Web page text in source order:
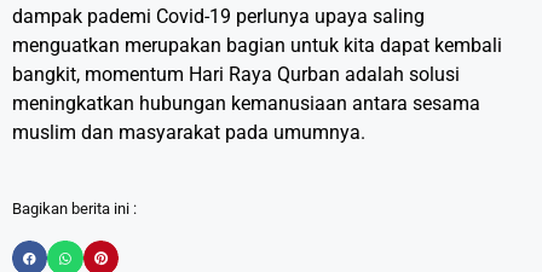
dampak pademi Covid-19 perlunya upaya saling
menguatkan merupakan bagian untuk kita dapat kembali
bangkit, momentum Hari Raya Qurban adalah solusi
meningkatkan hubungan kemanusiaan antara sesama
muslim dan masyarakat pada umumnya.
Bagikan berita ini :